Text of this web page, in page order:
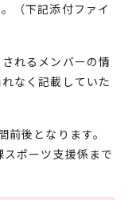
（下記添付ファイ
れるメンバーの情
なく記載していた
後となります。
ポーツ支援係まで